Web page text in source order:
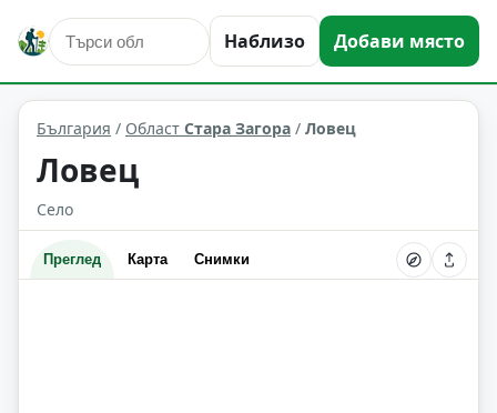
Наблизо Добави място
Ловец Област: Стара Загора
България / Област Стара Загора / Ловец
Ловец
Село
Преглед Карта Снимки